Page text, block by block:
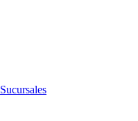
Sucursales